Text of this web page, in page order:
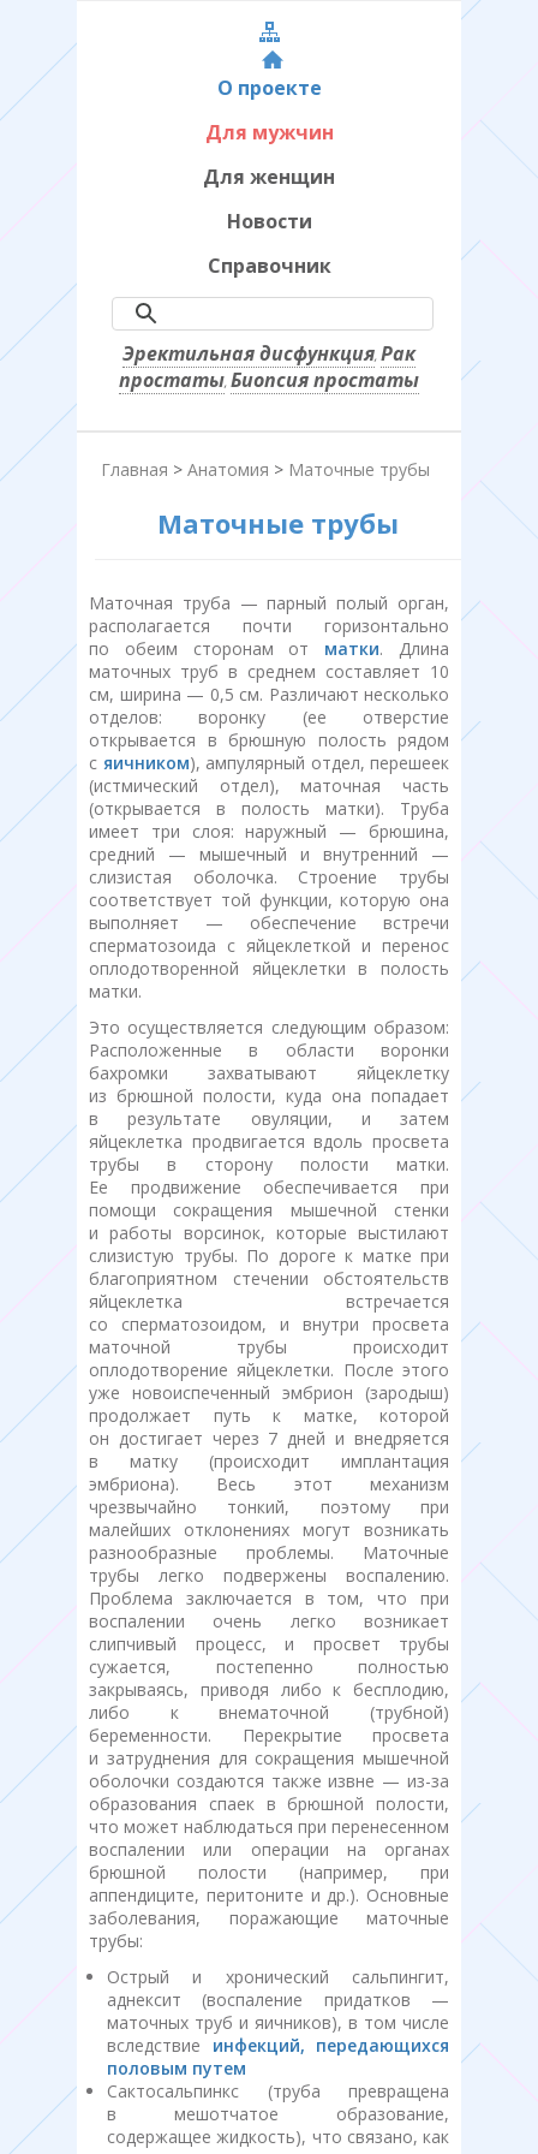
О проекте
Для мужчин
Для женщин
Новости
Справочник
Эректильная дисфункция, Рак
простаты, Биопсия простаты
Главная > Анатомия > Маточные трубы
Маточные трубы
Маточная труба — парный полый орган,
располагается почти горизонтально
по обеим сторонам от матки. Длина
маточных труб в среднем составляет 10
см, ширина — 0,5 см. Различают несколько
отделов: воронку (ее отверстие
открывается в брюшную полость рядом
с яичником), ампулярный отдел, перешеек
(истмический отдел), маточная часть
(открывается в полость матки). Труба
имеет три слоя: наружный — брюшина,
средний — мышечный и внутренний —
слизистая оболочка. Строение трубы
соответствует той функции, которую она
выполняет — обеспечение встречи
сперматозоида с яйцеклеткой и перенос
оплодотворенной яйцеклетки в полость
матки.
Это осуществляется следующим образом:
Расположенные в области воронки
бахромки захватывают яйцеклетку
из брюшной полости, куда она попадает
в результате овуляции, и затем
яйцеклетка продвигается вдоль просвета
трубы в сторону полости матки.
Ее продвижение обеспечивается при
помощи сокращения мышечной стенки
и работы ворсинок, которые выстилают
слизистую трубы. По дороге к матке при
благоприятном стечении обстоятельств
яйцеклетка встречается
со сперматозоидом, и внутри просвета
маточной трубы происходит
оплодотворение яйцеклетки. После этого
уже новоиспеченный эмбрион (зародыш)
продолжает путь к матке, которой
он достигает через 7 дней и внедряется
в матку (происходит имплантация
эмбриона). Весь этот механизм
чрезвычайно тонкий, поэтому при
малейших отклонениях могут возникать
разнообразные проблемы. Маточные
трубы легко подвержены воспалению.
Проблема заключается в том, что при
воспалении очень легко возникает
слипчивый процесс, и просвет трубы
сужается, постепенно полностью
закрываясь, приводя либо к бесплодию,
либо к внематочной (трубной)
беременности. Перекрытие просвета
и затруднения для сокращения мышечной
оболочки создаются также извне — из-за
образования спаек в брюшной полости,
что может наблюдаться при перенесенном
воспалении или операции на органах
брюшной полости (например, при
аппендиците, перитоните и др.). Основные
заболевания, поражающие маточные
трубы:
Острый и хронический сальпингит,
аднексит (воспаление придатков —
маточных труб и яичников), в том числе
вследствие инфекций, передающихся
половым путем
Сактосальпинкс (труба превращена
в мешотчатое образование,
содержащее жидкость), что связано, как